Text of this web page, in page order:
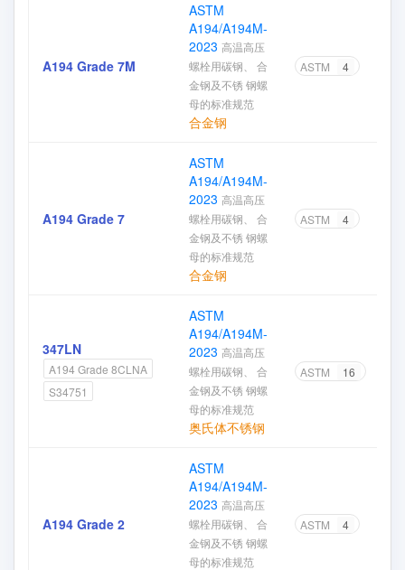
A194 Grade 7M
ASTM
A194/A194M-
2023 高温高压
螺栓用碳钢、 合
金钢及不锈 钢螺
母的标准规范
合金钢
ASTM 4
A194 Grade 7
ASTM
A194/A194M-
2023 高温高压
螺栓用碳钢、 合
金钢及不锈 钢螺
母的标准规范
合金钢
ASTM 4
347LN
A194 Grade 8CLNA
S34751
ASTM
A194/A194M-
2023 高温高压
螺栓用碳钢、 合
金钢及不锈 钢螺
母的标准规范
奥氏体不锈钢
ASTM 16
A194 Grade 2
ASTM
A194/A194M-
2023 高温高压
螺栓用碳钢、 合
金钢及不锈 钢螺
母的标准规范
ASTM 4